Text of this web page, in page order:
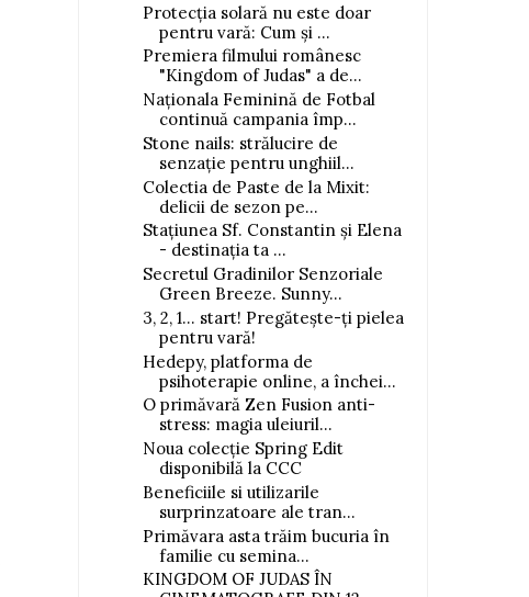
Protecția solară nu este doar
pentru vară: Cum și ...
Premiera filmului românesc
"Kingdom of Judas" a de...
Naționala Feminină de Fotbal
continuă campania împ...
Stone nails: strălucire de
senzație pentru unghiil...
Colectia de Paste de la Mixit:
delicii de sezon pe...
Stațiunea Sf. Constantin și Elena
- destinația ta ...
Secretul Gradinilor Senzoriale
Green Breeze. Sunny...
3, 2, 1… start! Pregătește-ți pielea
pentru vară!
Hedepy, platforma de
psihoterapie online, a închei...
O primăvară Zen Fusion anti-
stress: magia uleiuril...
Noua colecție Spring Edit
disponibilă la CCC
Beneficiile si utilizarile
surprinzatoare ale tran...
Primăvara asta trăim bucuria în
familie cu semina...
KINGDOM OF JUDAS ÎN